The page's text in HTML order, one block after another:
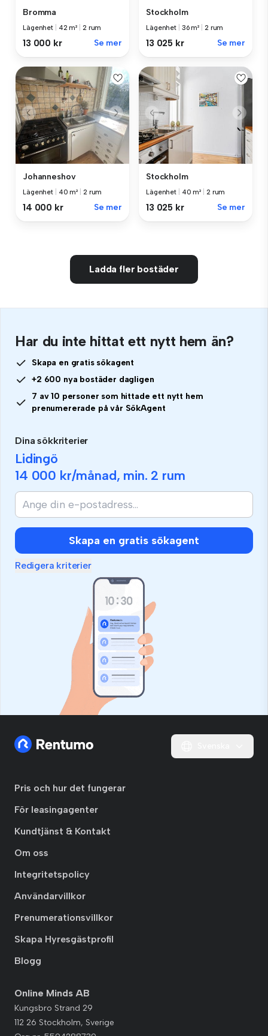
Bromma
Lägenhet 42 m² 2 rum
13 000 kr Se mer
Stockholm
Lägenhet 36 m² 2 rum
13 025 kr Se mer
Johanneshov
Lägenhet 40 m² 2 rum
14 000 kr Se mer
Stockholm
Lägenhet 40 m² 2 rum
13 025 kr Se mer
Ladda fler bostäder
Har du inte hittat ett nytt hem än?
Skapa en gratis sökagent
+2 600 nya bostäder dagligen
7 av 10 personer som hittade ett nytt hem
prenumererade på vår SökAgent
Dina sökkriterier
Lidingö
14 000 kr/månad, min. 2 rum
Skapa en gratis sökagent
Redigera kriterier
Pris och hur det fungerar
För leasingagenter
Kundtjänst & Kontakt
Om oss
Integritetspolicy
Användarvillkor
Prenumerationsvillkor
Skapa Hyresgästprofil
Blogg
Online Minds AB
Kungsbro Strand 29
112 26 Stockholm, Sverige